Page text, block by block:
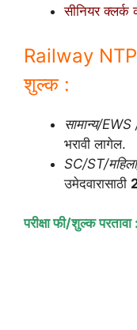
सीनियर
Railway
शुल्क :
सामान्य/
भरावी लागेल.
SC/ST/
उमेदवारासाठी
परीक्षा फी/शुल्क परतावा :